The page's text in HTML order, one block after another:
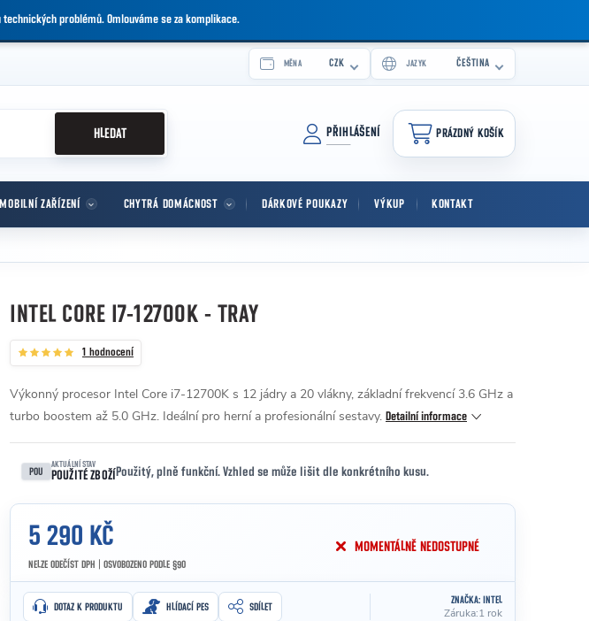
technických problémů. Omlouváme se za komplikace.
MĚNA CZK JAZYK ČEŠTINA
HLEDAT PŘIHLÁŠENÍ
NÁKUPNÍ KOŠÍK
PRÁZDNÝ KOŠÍK
MOBILNÍ ZAŘÍZENÍ CHYTRÁ DOMÁCNOST DÁRKOVÉ POUKAZY VÝKUP KONTAKT
INTEL CORE I7-12700K - TRAY
1 hodnocení
Výkonný procesor Intel Core i7-12700K s 12 jádry a 20 vlákny, základní frekvencí 3.6 GHz a
turbo boostem až 5.0 GHz. Ideální pro herní a profesionální sestavy. Detailní informace
POU
AKTUÁLNÍ STAV
POUŽITÉ ZBOŽÍ Použitý, plně funkční. Vzhled se může lišit dle konkrétního kusu.
5 290 KČ
NELZE ODEČÍST DPH | OSVOBOZENO PODLE §90
Měrná cena:
MOMENTÁLNĚ NEDOSTUPNÉ
DOTAZ K PRODUKTU HLÍDACÍ PES SDÍLET
ZNAČKA: INTEL
Záruka:1 rok